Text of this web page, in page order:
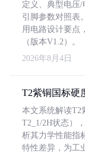
定义、典型电压
引脚参数对照表
用电路设计要点
（版本V1.2）。
2026年8月4日
T2紫铜国标硬
本文系统解读T2
T2_1/2H状态）
析其力学性能指
特性差异，为工